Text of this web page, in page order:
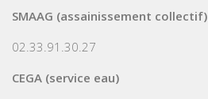
SMAAG (assainissement collectif)
02.33.91.30.27
CEGA (service eau)